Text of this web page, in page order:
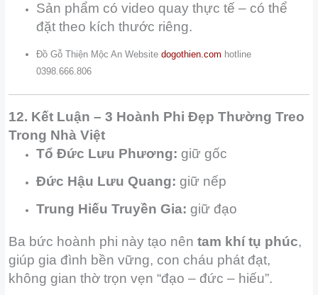
Sản phẩm có video quay thực tế – có thể
đặt theo kích thước riêng.
Đồ Gỗ Thiện Mộc An Websitedogothien.com hotline
0398.666.806
12. Kết Luận – 3 Hoành Phi Đẹp Thường Treo
Trong Nhà Việt
Tổ Đức Lưu Phương: giữ gốc
Đức Hậu Lưu Quang: giữ nếp
Trung Hiếu Truyền Gia: giữ đạo
Ba bức hoành phi này tạo nêntam khí tụ phúc,
giúp gia đình bền vững, con cháu phát đạt,
không gian thờ trọn vẹn “đạo – đức – hiếu”.